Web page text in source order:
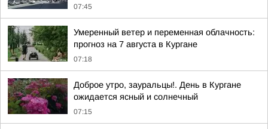
07:45
Умеренный ветер и переменная облачность:
прогноз на 7 августа в Кургане
07:18
Доброе утро, зауральцы!. День в Кургане
ожидается ясный и солнечный
07:15